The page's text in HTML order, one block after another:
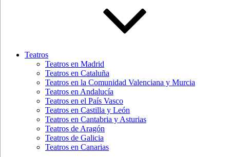
Teatros
Teatros en Madrid
Teatros en Cataluña
Teatros en la Comunidad Valenciana y Murcia
Teatros en Andalucía
Teatros en el País Vasco
Teatros en Castilla y León
Teatros en Cantabria y Asturias
Teatros de Aragón
Teatros de Galicia
Teatros en Canarias